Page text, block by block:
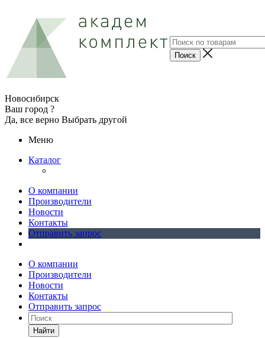
Новосибирск
Ваш город ?
Да, все верно Выбрать другой
Меню
Каталог
О компании
Производители
Новости
Контакты
Отправить запрос
О компании
Производители
Новости
Контакты
Отправить запрос
Найти